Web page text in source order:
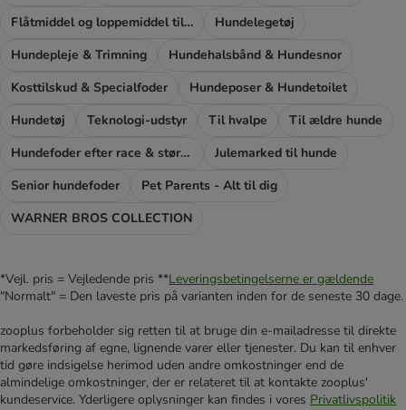
Flåtmiddel og loppemiddel til hunde
Hundelegetøj
Hundepleje & Trimning
Hundehalsbånd & Hundesnor
Kosttilskud & Specialfoder
Hundeposer & Hundetoilet
Hundetøj
Teknologi-udstyr Til hvalpe
Til ældre hunde
Hundefoder efter race & størrelse
Julemarked til hunde
Senior hundefoder
Pet Parents - Alt til dig
WARNER BROS COLLECTION
*Vejl. pris = Vejledende pris **Leveringsbetingelserne er gældende
"Normalt" = Den laveste pris på varianten inden for de seneste 30 dage.
zooplus forbeholder sig retten til at bruge din e-mailadresse til direkte
markedsføring af egne, lignende varer eller tjenester. Du kan til enhver
tid gøre indsigelse herimod uden andre omkostninger end de
almindelige omkostninger, der er relateret til at kontakte zooplus'
kundeservice. Yderligere oplysninger kan findes i vores Privatlivspolitik